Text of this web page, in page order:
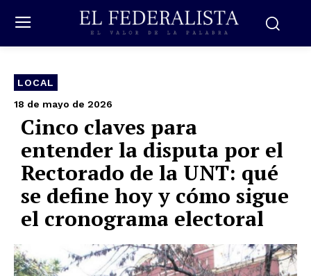
LOCAL
18 de mayo de 2026
Cinco claves para
entender la disputa por el
Rectorado de la UNT: qué
se define hoy y cómo sigue
el cronograma electoral